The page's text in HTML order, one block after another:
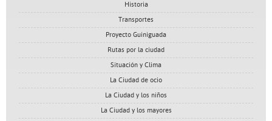
Historia
Transportes
Proyecto Guiniguada
Rutas por la ciudad
Situación y Clima
La Ciudad de ocio
La Ciudad y los niños
La Ciudad y los mayores